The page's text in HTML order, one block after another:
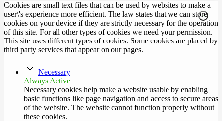
Cookies are small text files that can be used by websites to make a
user\'s experience more efficient. The law states that we can store
cookies on your device if they are strictly necessary for the operation
of this site. For all other types of cookies we need your permission.
This site uses different types of cookies. Some cookies are placed by
third party services that appear on our pages.
Necessary
Always Active
Necessary cookies help make a website usable by enabling
basic functions like page navigation and access to secure areas
of the website. The website cannot function properly without
these cookies.